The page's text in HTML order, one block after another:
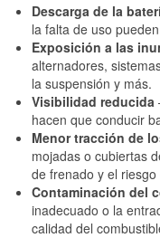
Descarga de la
la falta de uso
Exposición a las
alternadores,
la suspensión y más.
Visibilidad reducida
hacen que conducir
Menor tracción de
mojadas o cubiertas
de frenado y el
Contaminación del
inadecuado o la
calidad del